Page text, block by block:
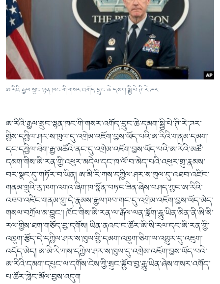
ཨ་རིའི་རྒྱལ་སྲུང་ལྷན་ཁང་གི་གསར་འགོད་དྲུང་ཆེ་དམག་སྤྱི་པེ་ཊི་རེ་ཌར་
ཨ་རིའི་རྒྱལ་སྲུང་ལྷན་ཁང་གི་གསར་འགོད་དྲུང་ཆེ་དམག་སྤྱི་པེ་ཊི་རེ་ཌར་
གྱིས་དཀྱིལ་ཤར་ས་ཁུལ་དུ་འགྲེམ་འཇོག་བྱས་ཡོད་པའི་ཨ་རིའི་གནམ་དམག་
དང་དཀྱིལ་ཐིག་རྒྱ་མཚོའི་ནང་དུ་འགྲེམ་འཇོག་བྱས་ཡོད་པའི་ཨ་རིའི་མཚོ་
དམག་གིས་ཨི་རན་གྱི་འཕུར་མདེལ་དང་ཁ་ལོ་བ་མེད་པའི་འཕུར་གྲུ་རྣམས་
བར་སྣང་དུ་གཏོར་བ་ཡིན། ཨ་མི་རི་ཀས་དཀྱིལ་ཤར་ས་ཁུལ་དུ་འཐབ་འཛིང་
གནམ་གྲུའི་རུ་ཁག་འགའ་ཞིག་ཁ་སྣོན་བཏང་ཟིན་ཞེས་བཤད་ཀྱང་ཨ་རིའི་
འཐབ་འཛིང་གནམ་གྲུ་དེ་རྣམས་རྒྱལ་ཁབ་གང་དུ་འགྲེམ་འཇོག་བྱས་ཡོད་མེད་
གསལ་བཀྲོལ་མ་བྱུང་། ཁོང་གིས་ཨི་རན་ལ་རྒོལ་ལན་སློག་རྒྱུ་ཡིན་མིན་ནི་ཨི་སི་
རལ་གྱིས་ཐག་གཅོད་བྱ་དགོས། ཡིན་ནའང་ང་ཚོར་ཨི་སི་རལ་དང་ཨི་རན་གྱི་
འཁྲུག་རྩོད་དེ་དཀྱིལ་ཤར་ས་ཁུལ་གྱི་དམག་འཁྲུག་ཅིག་ལ་འགྱུར་དུ་འཇུག་
འདོད་མེད། ཨ་མི་རི་ཀས་དཀྱིལ་ཤར་ས་ཁུལ་དུ་འགྲེམ་འཇོག་བྱས་ཡོད་པའི་
ཨ་རིའི་དམག་དཔུང་ལ་དགོས་ངེས་ཀྱི་སྲུང་སྐྱོབ་བྱ་རྒྱུ་ཡིན་ཞེས་གསར་འགོད་
པ་ཚོར་གླེང་མོལ་བྱས་འདུག